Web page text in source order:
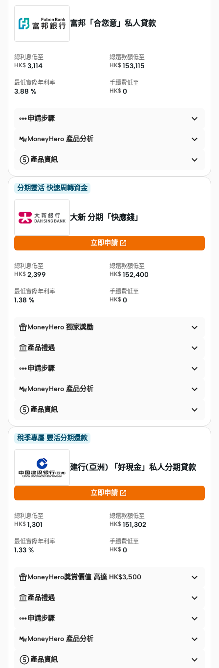
富邦「合您意」私人貸款
總利息低至
HK$ 3,114
總還款額低至
HK$ 153,115
最低實際年利率
3.88 %
手續費低至
HK$ 0
申請步驟 
MoneyHero 產品分析 
產品資訊 
分期靈活 快速周轉資金
大新 分期「快應錢」
立即申請 
總利息低至
HK$ 2,399
總還款額低至
HK$ 152,400
最低實際年利率
1.38 %
手續費低至
HK$ 0
MoneyHero 獨家獎勵 
產品禮遇 
申請步驟 
MoneyHero 產品分析 
產品資訊 
稅季專屬 靈活分期還款
建行(亞洲) 「好現金」私人分期貸款
立即申請 
總利息低至
HK$ 1,301
總還款額低至
HK$ 151,302
最低實際年利率
1.33 %
手續費低至
HK$ 0
MoneyHero獎賞價值 高達 HK$3,500 
產品禮遇 
申請步驟 
MoneyHero 產品分析 
產品資訊 